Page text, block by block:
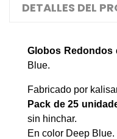
DETALLES DEL
Globos Redondos
Blue.
Fabricado por
Pack de 25
sin hinchar.
En color Deep Blue.